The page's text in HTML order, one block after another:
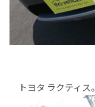
トヨタ ラクティス。